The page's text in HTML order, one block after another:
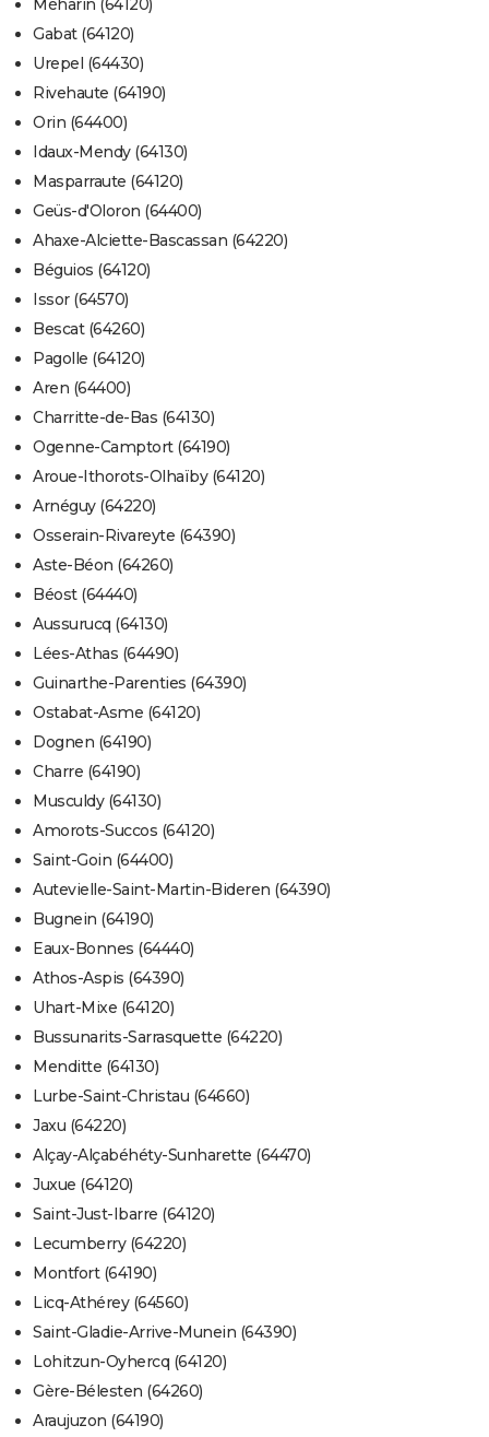
Méharin (64120)
Gabat (64120)
Urepel (64430)
Rivehaute (64190)
Orin (64400)
Idaux-Mendy (64130)
Masparraute (64120)
Geüs-d'Oloron (64400)
Ahaxe-Alciette-Bascassan (64220)
Béguios (64120)
Issor (64570)
Bescat (64260)
Pagolle (64120)
Aren (64400)
Charritte-de-Bas (64130)
Ogenne-Camptort (64190)
Aroue-Ithorots-Olhaïby (64120)
Arnéguy (64220)
Osserain-Rivareyte (64390)
Aste-Béon (64260)
Béost (64440)
Aussurucq (64130)
Lées-Athas (64490)
Guinarthe-Parenties (64390)
Ostabat-Asme (64120)
Dognen (64190)
Charre (64190)
Musculdy (64130)
Amorots-Succos (64120)
Saint-Goin (64400)
Autevielle-Saint-Martin-Bideren (64390)
Bugnein (64190)
Eaux-Bonnes (64440)
Athos-Aspis (64390)
Uhart-Mixe (64120)
Bussunarits-Sarrasquette (64220)
Menditte (64130)
Lurbe-Saint-Christau (64660)
Jaxu (64220)
Alçay-Alçabéhéty-Sunharette (64470)
Juxue (64120)
Saint-Just-Ibarre (64120)
Lecumberry (64220)
Montfort (64190)
Licq-Athérey (64560)
Saint-Gladie-Arrive-Munein (64390)
Lohitzun-Oyhercq (64120)
Gère-Bélesten (64260)
Araujuzon (64190)